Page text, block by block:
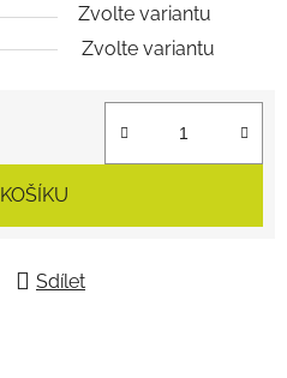
Zvolte variantu
Zvolte variantu
Sdílet